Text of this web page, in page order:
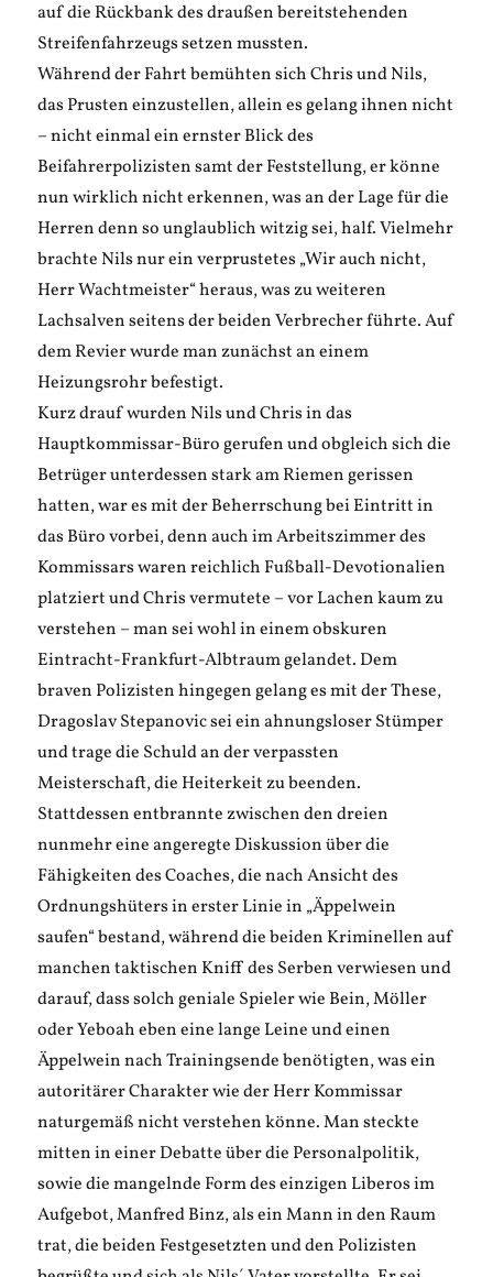
auf die Rückbank des draußen bereitstehenden
Streifenfahrzeugs setzen mussten.
Während der Fahrt bemühten sich Chris und Nils,
das Prusten einzustellen, allein es gelang ihnen nicht
– nicht einmal ein ernster Blick des
Beifahrerpolizisten samt der Feststellung, er könne
nun wirklich nicht erkennen, was an der Lage für die
Herren denn so unglaublich witzig sei, half. Vielmehr
brachte Nils nur ein verprustetes „Wir auch nicht,
Herr Wachtmeister“ heraus, was zu weiteren
Lachsalven seitens der beiden Verbrecher führte. Auf
dem Revier wurde man zunächst an einem
Heizungsrohr befestigt.
Kurz drauf wurden Nils und Chris in das
Hauptkommissar-Büro gerufen und obgleich sich die
Betrüger unterdessen stark am Riemen gerissen
hatten, war es mit der Beherrschung bei Eintritt in
das Büro vorbei, denn auch im Arbeitszimmer des
Kommissars waren reichlich Fußball-Devotionalien
platziert und Chris vermutete – vor Lachen kaum zu
verstehen – man sei wohl in einem obskuren
Eintracht-Frankfurt-Albtraum gelandet. Dem
braven Polizisten hingegen gelang es mit der These,
Dragoslav Stepanovic sei ein ahnungsloser Stümper
und trage die Schuld an der verpassten
Meisterschaft, die Heiterkeit zu beenden.
Stattdessen entbrannte zwischen den dreien
nunmehr eine angeregte Diskussion über die
Fähigkeiten des Coaches, die nach Ansicht des
Ordnungshüters in erster Linie in „Äppelwein
saufen“ bestand, während die beiden Kriminellen auf
manchen taktischen Kniff des Serben verwiesen und
darauf, dass solch geniale Spieler wie Bein, Möller
oder Yeboah eben eine lange Leine und einen
Äppelwein nach Trainingsende benötigten, was ein
autoritärer Charakter wie der Herr Kommissar
naturgemäß nicht verstehen könne. Man steckte
mitten in einer Debatte über die Personalpolitik,
sowie die mangelnde Form des einzigen Liberos im
Aufgebot, Manfred Binz, als ein Mann in den Raum
trat, die beiden Festgesetzten und den Polizisten